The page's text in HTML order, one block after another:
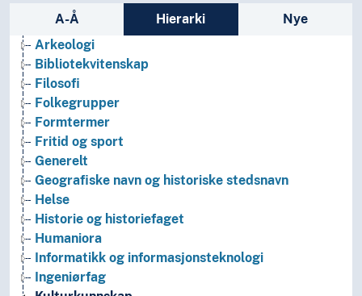
Sidefelt: navigér i vokabularet
A-Å Hierarki
Nye
Arkeologi
Bibliotekvitenskap
Filosofi
Folkegrupper
Formtermer
Fritid og sport
Generelt
Geografiske navn og historiske stedsnavn
Helse
Historie og historiefaget
Humaniora
Informatikk og informasjonsteknologi
Ingeniørfag